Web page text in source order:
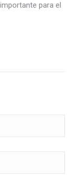
para el